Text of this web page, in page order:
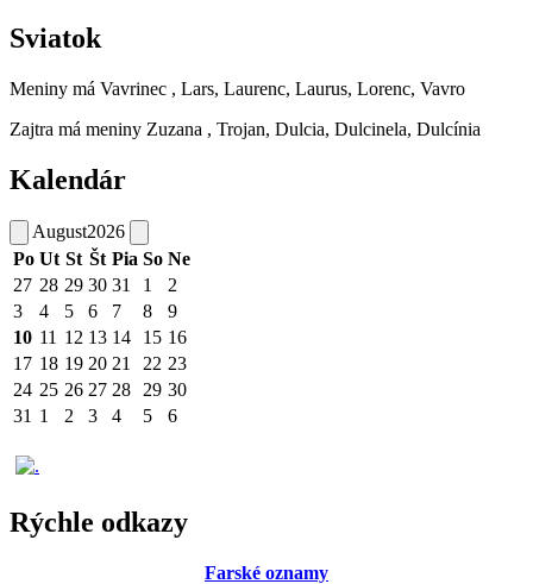
Sviatok
Meniny má Vavrinec , Lars, Laurenc, Laurus, Lorenc, Vavro
Zajtra má meniny Zuzana , Trojan, Dulcia, Dulcinela, Dulcínia
Kalendár
August2026
Po Ut St Št Pia So Ne
27 28 29 30 31 1
2
3
4 5 6 7 8
9
10 11 12 13 14 15 16
17 18 19 20 21 22 23
24 25 26 27 28 29 30
31 1 2 3 4 5 6
Rýchle odkazy
Farské oznamy